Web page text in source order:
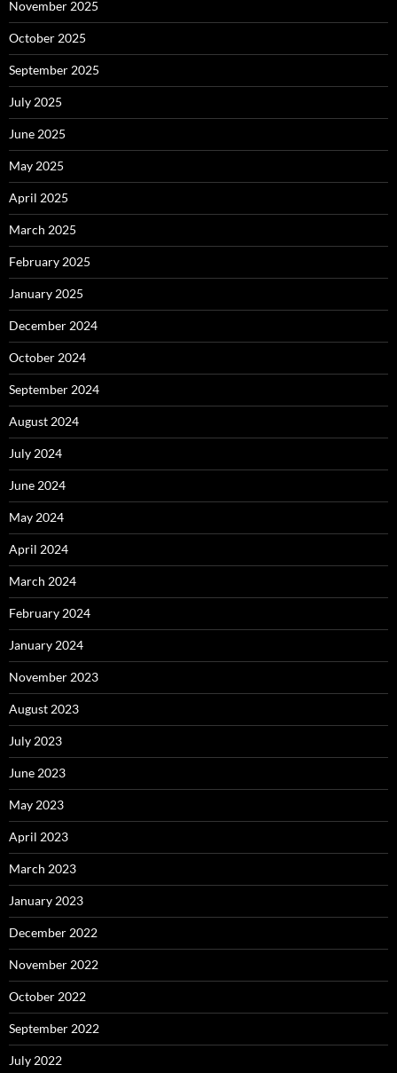
November 2025
October 2025
September 2025
July 2025
June 2025
May 2025
April 2025
March 2025
February 2025
January 2025
December 2024
October 2024
September 2024
August 2024
July 2024
June 2024
May 2024
April 2024
March 2024
February 2024
January 2024
November 2023
August 2023
July 2023
June 2023
May 2023
April 2023
March 2023
January 2023
December 2022
November 2022
October 2022
September 2022
July 2022